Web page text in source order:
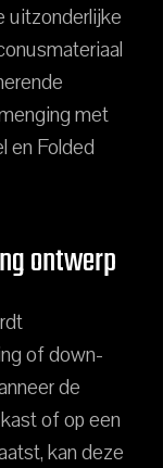
uitzonderlijke
met
en Folded
ontwerp
of down-
de
of op een
kan deze